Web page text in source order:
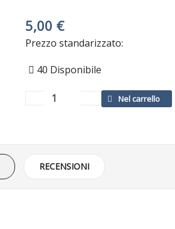
5,00 €
Prezzo standarizzato:
40 Disponibile
RECENSIONI